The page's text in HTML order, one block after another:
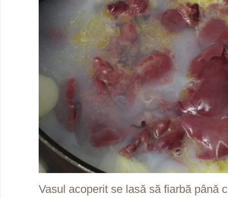
Vasul acoperit se lasă să fiarbă până